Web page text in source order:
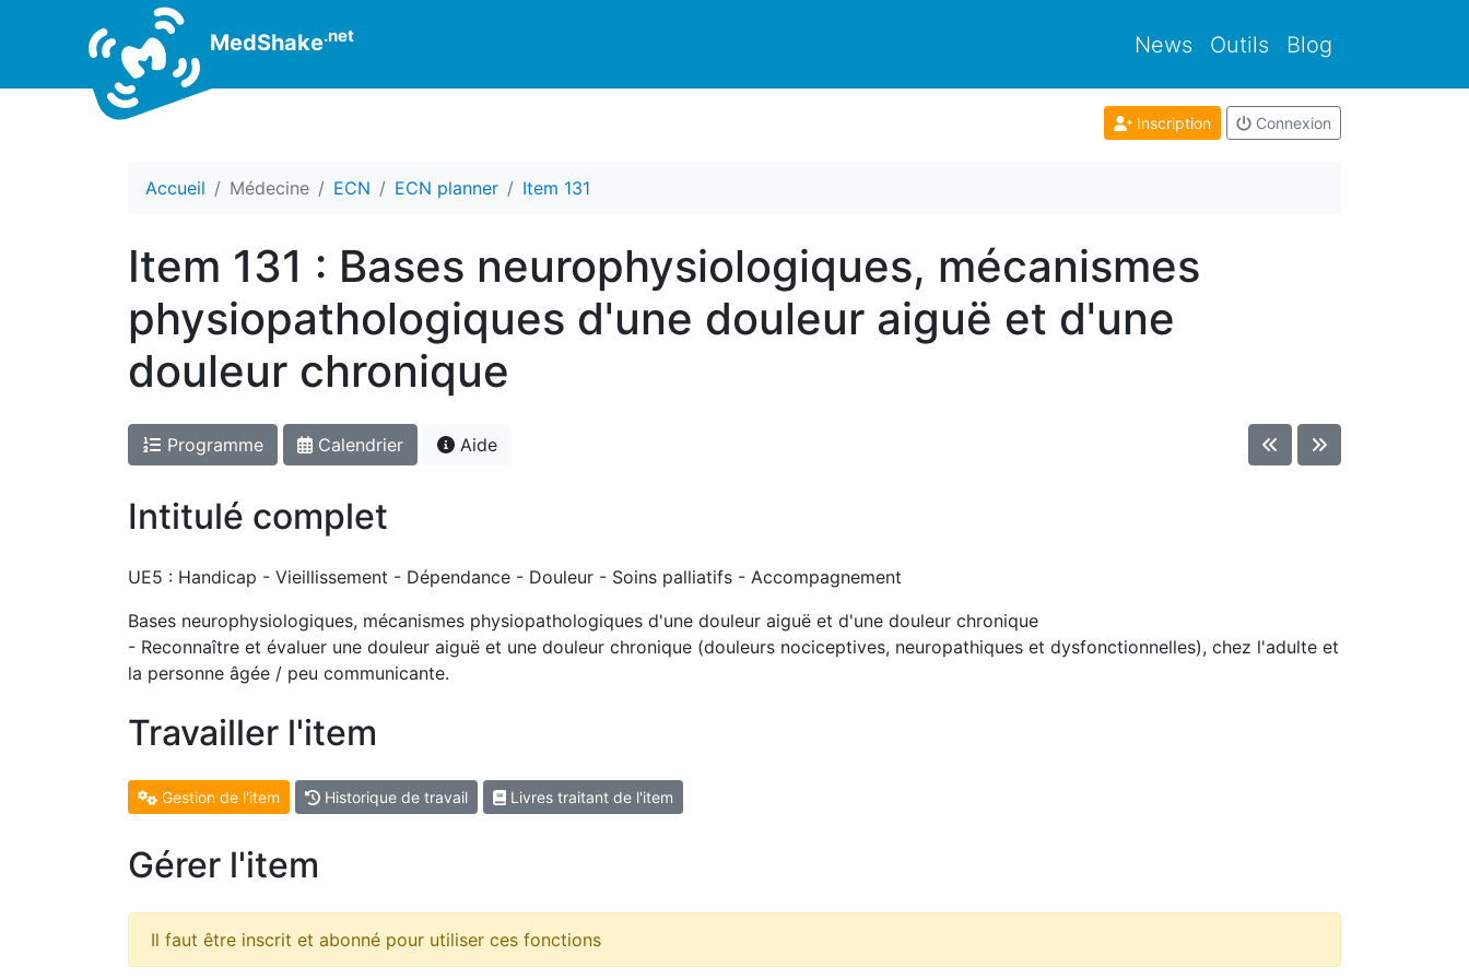
MedShake.net News Outils Blog
Inscription Connexion
Accueil Médecine ECN ECN planner Item 131
Item 131 : Bases neurophysiologiques, mécanismes
physiopathologiques d'une douleur aiguë et d'une
douleur chronique
Programme Calendrier Aide
Intitulé complet
UE5 : Handicap - Vieillissement - Dépendance - Douleur - Soins palliatifs - Accompagnement
Bases neurophysiologiques, mécanismes physiopathologiques d'une douleur aiguë et d'une douleur chronique
- Reconnaître et évaluer une douleur aiguë et une douleur chronique (douleurs nociceptives, neuropathiques et dysfonctionnelles), chez l'adulte et
la personne âgée / peu communicante.
Travailler l'item
Gestion de l'item Historique de travail Livres traitant de l'item
Gérer l'item
Il faut être inscrit et abonné pour utiliser ces fonctions